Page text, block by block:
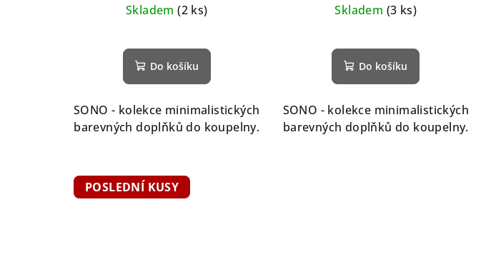
Skladem(2 ks)
Do košíku
SONO - kolekce minimalistických
barevných doplňků do koupelny.
Skladem (3 ks)
Do košíku
SONO - kolekce minimalistických
barevných doplňků do koupelny.
POSLEDNÍ KUSY